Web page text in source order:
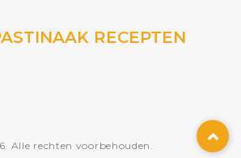
RECEPTEN
Alle rechten voorbehouden.